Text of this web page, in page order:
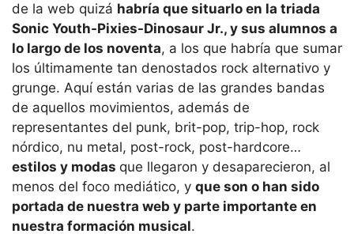
de la web quizá habría que situarlo en la triada
Sonic Youth-Pixies-Dinosaur Jr., y sus alumnos a
lo largo de los noventa, a los que habría que sumar
los últimamente tan denostados rock alternativo y
grunge. Aquí están varias de las grandes bandas
de aquellos movimientos, además de
representantes del punk, brit-pop, trip-hop, rock
nórdico, nu metal, post-rock, post-hardcore…
estilos y modas que llegaron y desaparecieron, al
menos del foco mediático, y que son o han sido
portada de nuestra web y parte importante en
nuestra formación musical.